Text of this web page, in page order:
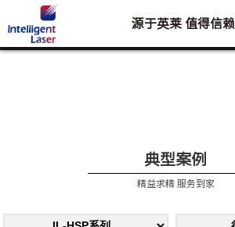
您想
源于英莱 值得信赖
典型案例
精益求精 服务到家